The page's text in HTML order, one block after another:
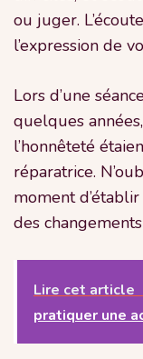
ou juger.
l’expression de
Lors d’une
quelques
l’honnêteté
réparatrice.
moment
des
Lire cet article
pratiquer une